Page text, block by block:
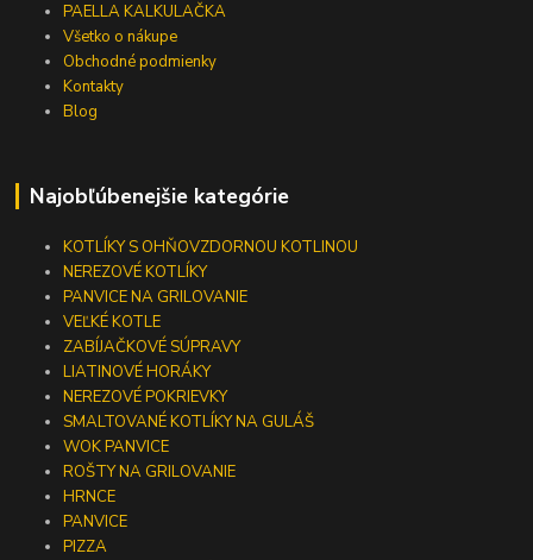
PAELLA KALKULAČKA
Všetko o nákupe
Obchodné podmienky
Kontakty
Blog
Najobľúbenejšie kategórie
KOTLÍKY S OHŇOVZDORNOU KOTLINOU
NEREZOVÉ KOTLÍKY
PANVICE NA GRILOVANIE
VEĽKÉ KOTLE
ZABÍJAČKOVÉ SÚPRAVY
LIATINOVÉ HORÁKY
NEREZOVÉ POKRIEVKY
SMALTOVANÉ KOTLÍKY NA GULÁŠ
WOK PANVICE
ROŠTY NA GRILOVANIE
HRNCE
PANVICE
PIZZA